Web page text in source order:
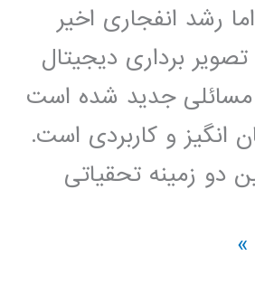
رشد انفجاری اخیر
برداری دیجیتال
مسائلی جدید شده است
انگیز و کاربردی است.
دو زمینه تحقیاتی
»